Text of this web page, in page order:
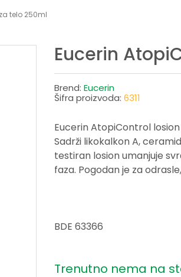
telo 250ml
Eucerin
Brend: Eucerin
Šifra proizvoda: 6311
Eucerin AtopiControl
Sadrži likokalkon A,
testiran losion umanjuje
faza. Pogodan je za
BDE 63366
Trenutno nema na